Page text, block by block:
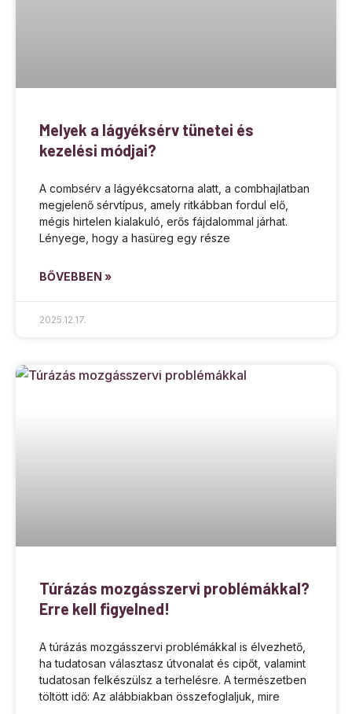
Melyek a lágyéksérv tünetei és
kezelési módjai?
A combsérv a lágyékcsatorna alatt, a combhajlatban
megjelenő sérvtípus, amely ritkábban fordul elő,
mégis hirtelen kialakuló, erős fájdalommal járhat.
Lényege, hogy a hasüreg egy része
BŐVEBBEN »
2025.12.17.
Túrázás mozgásszervi problémákkal?
Erre kell figyelned!
A túrázás mozgásszervi problémákkal is élvezhető,
ha tudatosan választasz útvonalat és cipőt, valamint
tudatosan felkészülsz a terhelésre. A természetben
töltött idő: Az alábbiakban összefoglaljuk, mire